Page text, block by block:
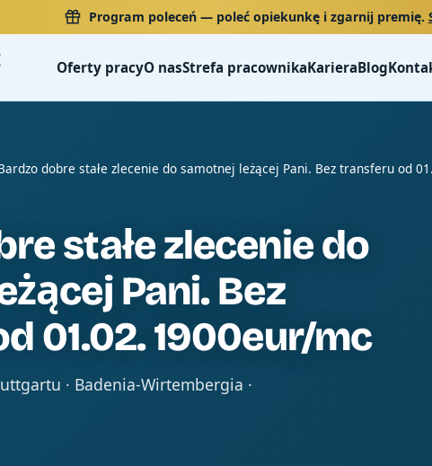
Program poleceń— poleć opiekunkę i zgarnij premię.
Oferty pracyO nasStrefa pracownikaKarieraBlog
dobre stałe zlecenie do samotnej leżącej Pani. Bez transferu od
stałe zlecenie do
Pani. Bez
01.02. 1900eur/mc
· Badenia-Wirtembergia ·